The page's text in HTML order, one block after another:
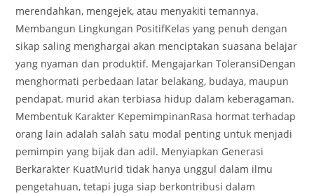
merendahkan, mengejek, atau menyakiti temannya.
Membangun Lingkungan PositifKelas yang penuh dengan
sikap saling menghargai akan menciptakan suasana belajar
yang nyaman dan produktif. Mengajarkan ToleransiDengan
menghormati perbedaan latar belakang, budaya, maupun
pendapat, murid akan terbiasa hidup dalam keberagaman.
Membentuk Karakter KepemimpinanRasa hormat terhadap
orang lain adalah salah satu modal penting untuk menjadi
pemimpin yang bijak dan adil. Menyiapkan Generasi
Berkarakter KuatMurid tidak hanya unggul dalam ilmu
pengetahuan, tetapi juga siap berkontribusi dalam